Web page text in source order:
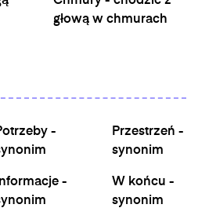
głową w chmurach
-
Informacje -
Przestrzeń -
synonim
W końcu -
synonim